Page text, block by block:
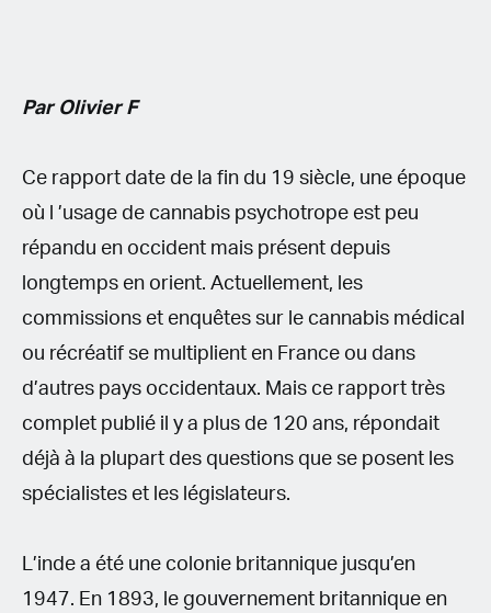
Par Olivier F
Ce rapport date de la fin du 19 siècle, une époque
où l ’usage de cannabis psychotrope est peu
répandu en occident mais présent depuis
longtemps en orient. Actuellement, les
commissions et enquêtes sur le cannabis médical
ou récréatif se multiplient en France ou dans
d’autres pays occidentaux. Mais ce rapport très
complet publié il y a plus de 120 ans, répondait
déjà à la plupart des questions que se posent les
spécialistes et les législateurs.
L’inde a été une colonie britannique jusqu’en
1947. En 1893, le gouvernement britannique en